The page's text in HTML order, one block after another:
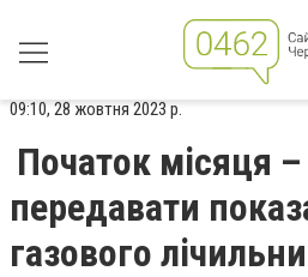
09:10, 28 жовтня 2023 р.
Початок місяця –
передавати
газового